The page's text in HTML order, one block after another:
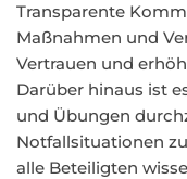
Transparente
Maßnahmen und
Vertrauen und
Darüber hinaus ist
und Übungen
Notfallsituationen
alle Beteiligten